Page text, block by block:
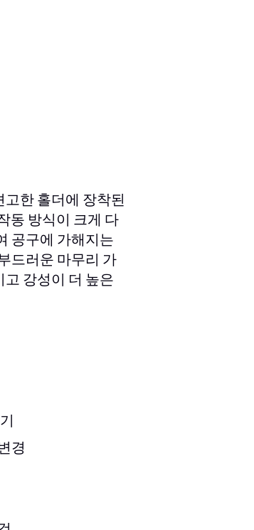
한 홀더에 장착된
동 방식이 크게 다
공구에 가해지는
드러운 마무리 가
강성이 더 높은
경